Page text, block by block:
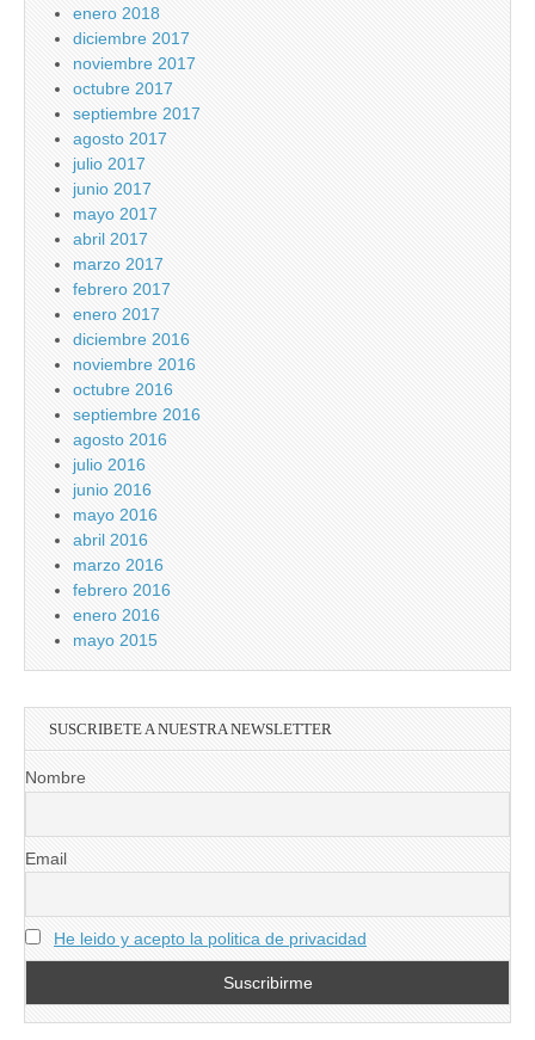
enero 2018
diciembre 2017
noviembre 2017
octubre 2017
septiembre 2017
agosto 2017
julio 2017
junio 2017
mayo 2017
abril 2017
marzo 2017
febrero 2017
enero 2017
diciembre 2016
noviembre 2016
octubre 2016
septiembre 2016
agosto 2016
julio 2016
junio 2016
mayo 2016
abril 2016
marzo 2016
febrero 2016
enero 2016
mayo 2015
SUSCRIBETE A NUESTRA NEWSLETTER
Nombre
Email
He leido y acepto la politica de privacidad